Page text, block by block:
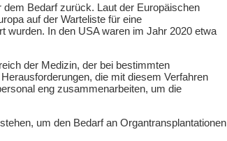
Bedarf zurück. Laut der Europäischen
auf der Warteliste für eine
wurden. In den USA waren im Jahr 2020 etwa
der Medizin, der bei bestimmten
die mit diesem Verfahren
eng zusammenarbeiten, um die
um den Bedarf an Organtransplantationen